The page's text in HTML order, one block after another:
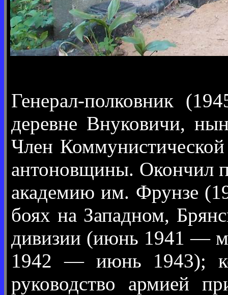
Генерал-полковник
деревне Внуковичи,
Член
антоновщины. Окончил
академию им. Фрунзе
боях на Западном,
дивизии (июнь 1941 —
1942 — июнь 1943);
руководство армией